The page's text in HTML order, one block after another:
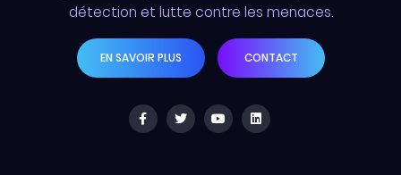
détection et lutte contre les menaces.
EN SAVOIR PLUS CONTACT